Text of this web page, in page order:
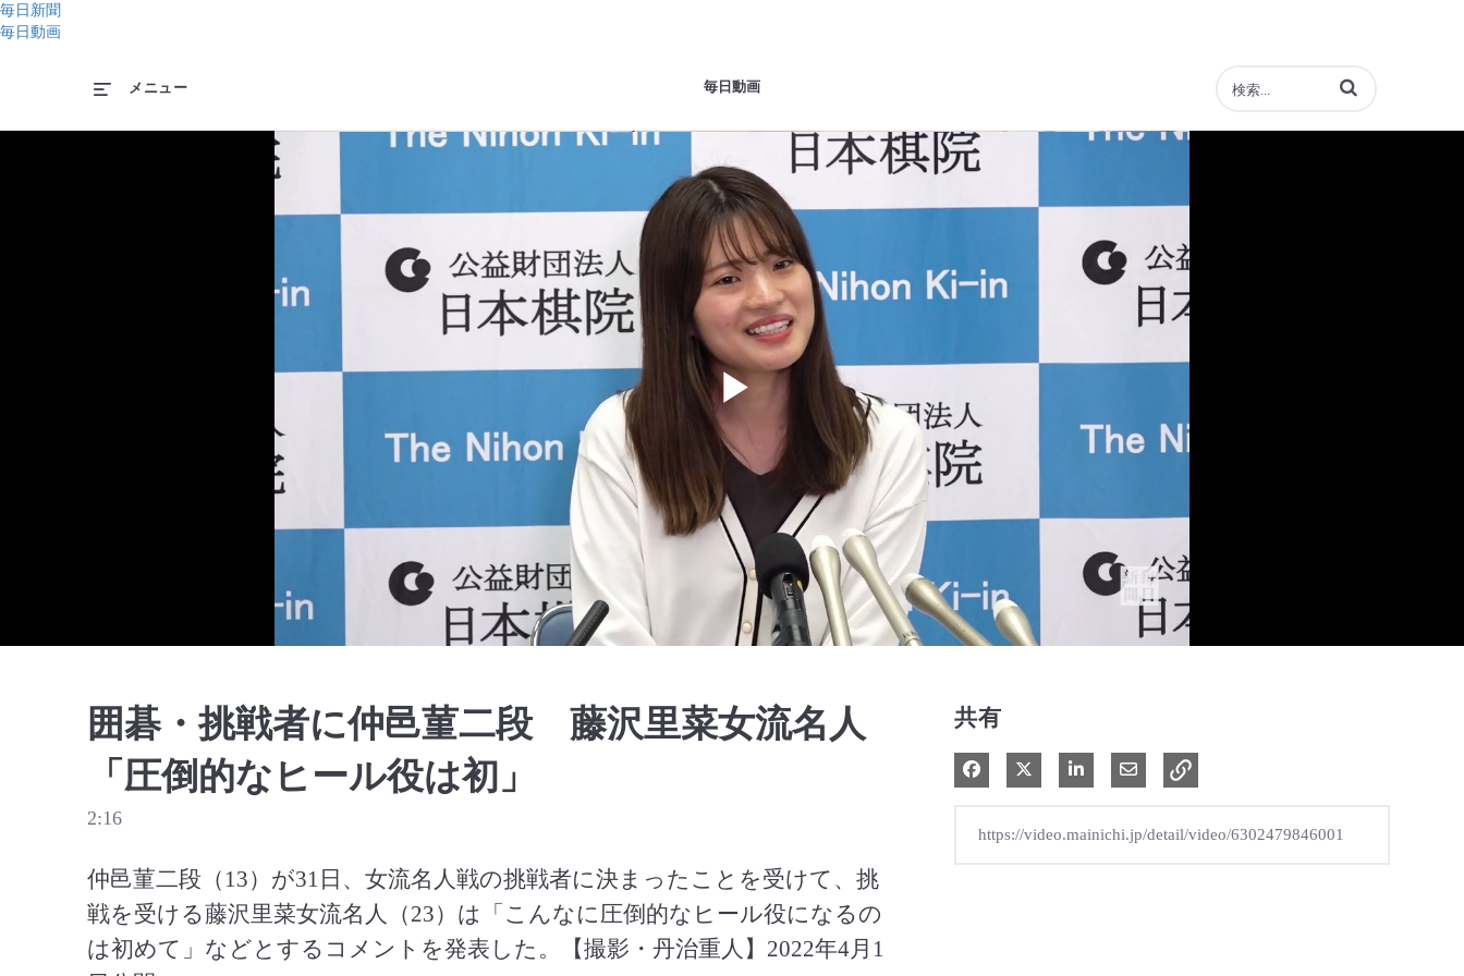
毎日新聞
毎日動画
毎日動画
メニュー 動画の検索語句を入力
Play
Video
囲碁・挑戦者に仲邑菫二段 藤沢里菜女流名人
「圧倒的なヒール役は初」
2:16
仲邑菫二段（13）が31日、女流名人戦の挑戦者に決まったことを受けて、挑
戦を受ける藤沢里菜女流名人（23）は「こんなに圧倒的なヒール役になるの
は初めて」などとするコメントを発表した。【撮影・丹治重人】2022年4月1
共有
Facebook で共有
Xで共有する
LinkedIn で共有電子メールで共有